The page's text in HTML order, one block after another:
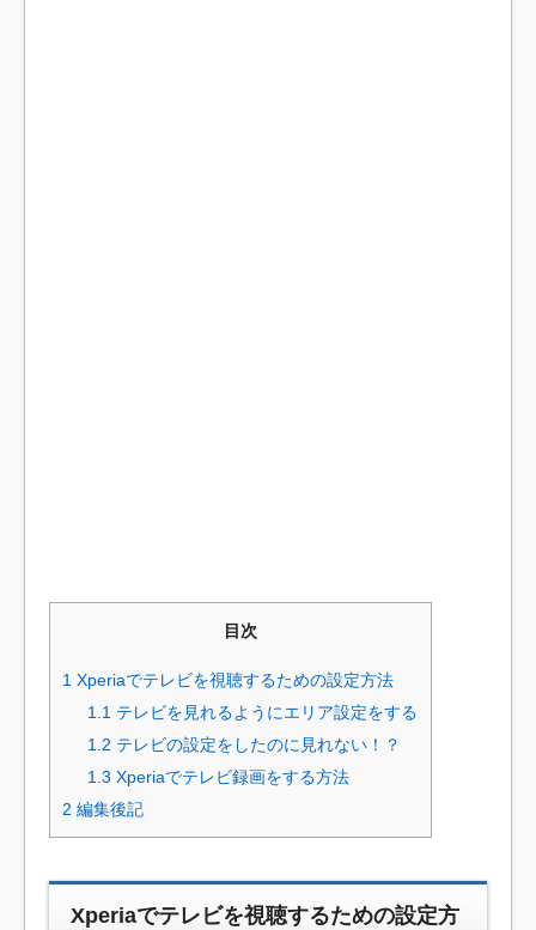
目次
1 Xperiaでテレビを視聴するための設定方法
1.1 テレビを見れるようにエリア設定をする
1.2 テレビの設定をしたのに見れない！？
1.3 Xperiaでテレビ録画をする方法
2 編集後記
Xperiaでテレビを視聴するための設定方